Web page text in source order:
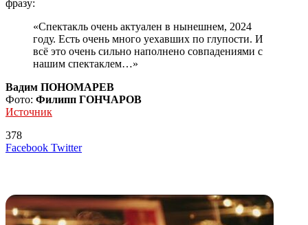
фразу:
«Спектакль очень актуален в нынешнем, 2024
году. Есть очень много уехавших по глупости. И
всё это очень сильно наполнено совпадениями с
нашим спектаклем…»
Вадим ПОНОМАРЕВ
Фото: Филипп ГОНЧАРОВ
Источник
378
Facebook TwitterLinkedIn
Tumblr
Reddit
Вконтакте
Одноклассники
Skype
Messenger
Messenger
WhatsApp
Telegram
Viber
Line
Поделиться
Печатать